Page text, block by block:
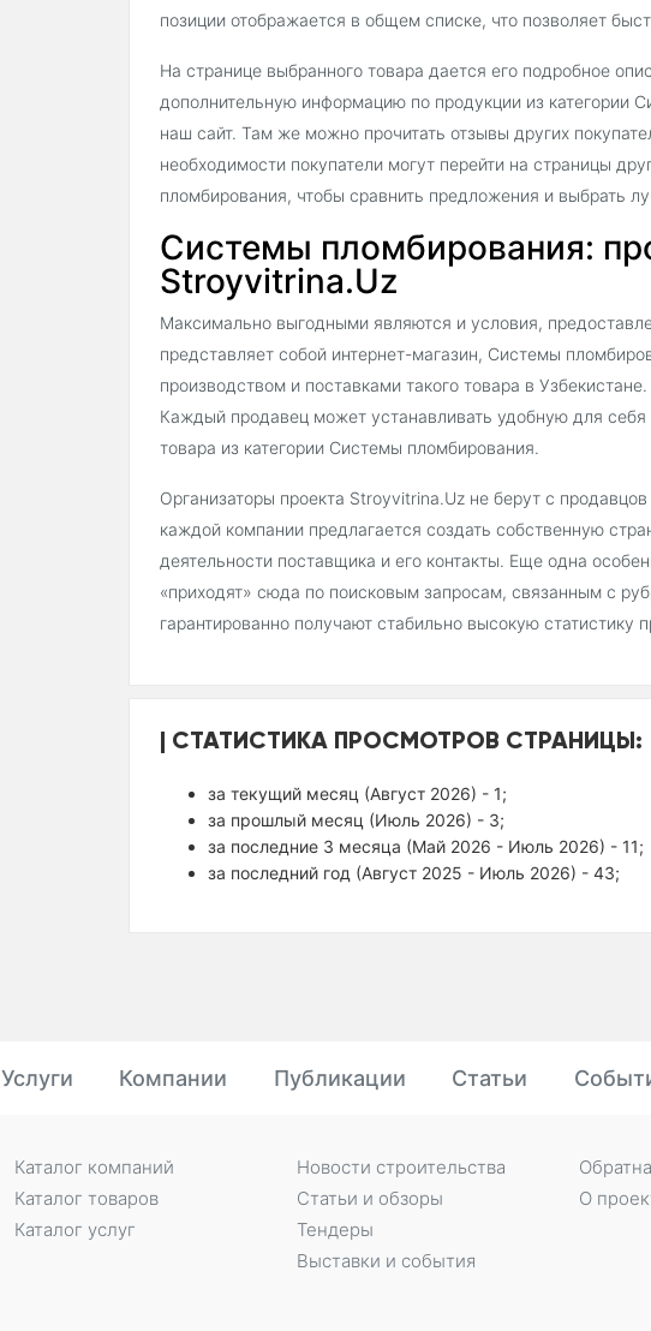
позиции отображается в общем списке, что позволяет
На странице выбранного товара дается его подробное
дополнительную информацию по продукции из категории
наш сайт. Там же можно прочитать отзывы других
необходимости покупатели могут перейти на страницы
пломбирования, чтобы сравнить предложения и выбрать
Системы пломбирования:
Stroyvitrina.Uz
Максимально выгодными являются и условия,
представляет собой интернет-магазин, Системы
производством и поставками такого товара в
Каждый продавец может устанавливать удобную для
товара из категории Системы пломбирования.
Организаторы проекта Stroyvitrina.Uz не берут с
каждой компании предлагается создать собственную
деятельности поставщика и его контакты. Еще одна
«приходят» сюда по поисковым запросам, связанным с
гарантированно получают стабильно высокую статистику
СТАТИСТИКА ПРОСМОТРОВ СТРАНИЦЫ:
за текущий месяц (Август 2026) - 1;
за прошлый месяц (Июль 2026) - 3;
за последние 3 месяца (Май 2026 - Июль 2026) - 11;
за последний год (Август 2025 - Июль 2026) - 43;
Услуги Компании Публикации Статьи
Каталог компаний
Каталог товаров
Каталог услуг
Новости строительства
Статьи и обзоры
Тендеры
Выставки и события
О